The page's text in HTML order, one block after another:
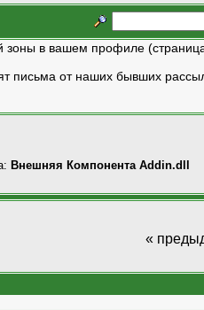
зоны в вашем профиле
письма от наших бывших
Внешняя Компонента Addin.dll
«